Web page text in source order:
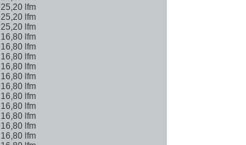
25,20 lfm
25,20 lfm
25,20 lfm
16,80 lfm
16,80 lfm
16,80 lfm
16,80 lfm
16,80 lfm
16,80 lfm
16,80 lfm
16,80 lfm
16,80 lfm
16,80 lfm
16,80 lfm